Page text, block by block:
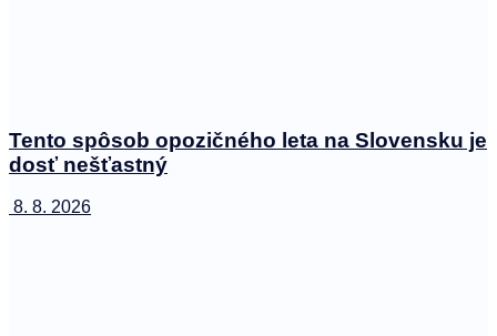
Tento spôsob opozičného leta na Slovensku je
dosť nešťastný
8. 8. 2026